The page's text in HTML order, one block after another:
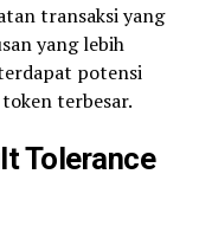
transaksi yang
yang lebih
potensi
terbesar.
Tolerance